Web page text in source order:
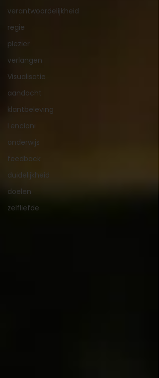
verantwoordelijkheid
regie
plezier
verlangen
Visualisatie
aandacht
klantbeleving
Lencioni
onderwijs
feedback
duidelijkheid
doelen
zelfliefde